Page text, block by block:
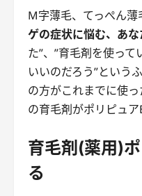
M字薄毛、てっぺん薄
ゲの症状に悩む、あ
た”、”育毛剤を使っ
いいのだろう”という
の方がこれまでに使
の育毛剤がポリピュア
育毛剤(薬用)
る